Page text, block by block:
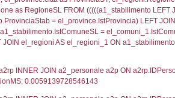
SUGLI SCENARI INCIDENTALI